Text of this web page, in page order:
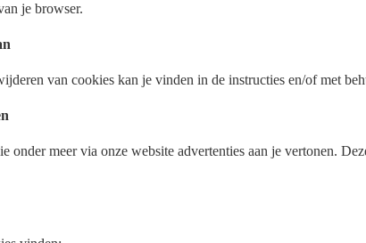
je browser.
van cookies kan je vinden in de instructies en/of met
onder meer via onze website advertenties aan je vertonen.